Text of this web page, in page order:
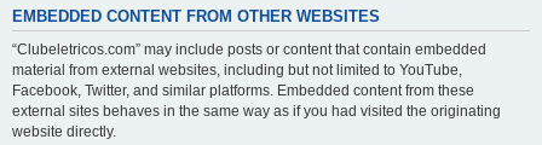
EMBEDDED CONTENT FROM OTHER WEBSITES
“Clubeletricos.com” may include posts or content that contain embedded
material from external websites, including but not limited to YouTube,
Facebook, Twitter, and similar platforms. Embedded content from these
external sites behaves in the same way as if you had visited the originating
website directly.